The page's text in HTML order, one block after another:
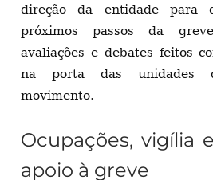
direção da entidade para
próximos passos da
avaliações e debates feitos
na porta das unidades
movimento.
Ocupações, vigília
apoio à greve